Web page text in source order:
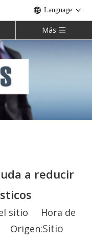
Language
Más
a reducir
sitio Hora de
Origen:Sitio